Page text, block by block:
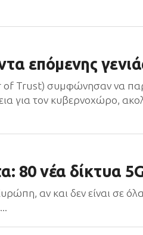
επόμενης
of Trust) συμφώνησαν να
για τον κυβερνοχώρο,
80 νέα δίκτυα
αν και δεν είναι σε